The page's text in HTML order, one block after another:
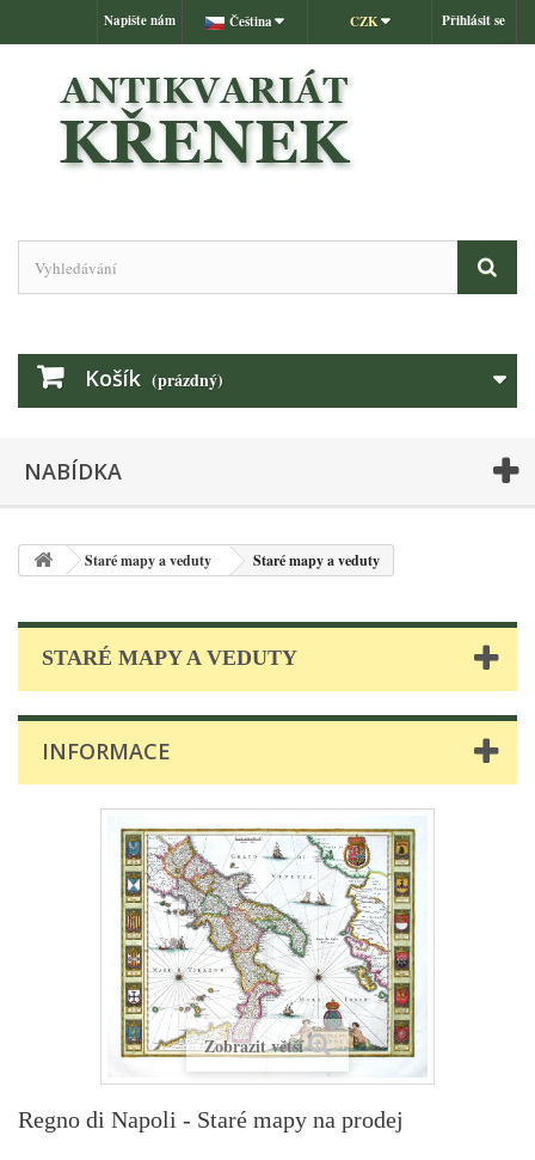
Přihlásit se
CZK
Čeština
Napište nám
Košík (prázdný)
NABÍDKA
Staré mapy a veduty Staré mapy a veduty
STARÉ MAPY A VEDUTY
INFORMACE
Zobrazit větší
Regno di Napoli - Staré mapy na prodej